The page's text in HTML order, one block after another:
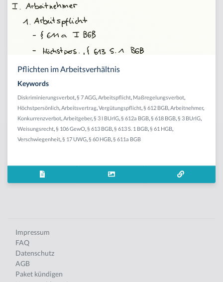
Pflichten im Arbeitsverhältnis
Keywords
Diskriminierungsverbot § 7 AGG Arbeitspflicht Maßregelungsverbot
Höchstpersönlich Arbeitsvertrag Vergütungspflicht § 612 BGB Arbeitnehmer,
Konkurrenzverbot Arbeitgeber, § 3 I BUrlG § 612a BGB § 618 BGB § 3 BUrlG
Weisungsrecht § 106 GewO § 613 BGB § 613 S. 1 BGB § 61 HGB
Verschwiegenheit § 17 UWG § 60 HGB § 611a BGB
Impressum
FAQ
Datenschutz
AGB
Paket kündigen